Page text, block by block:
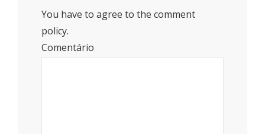
You have to agree to the comment
policy.
Comentário